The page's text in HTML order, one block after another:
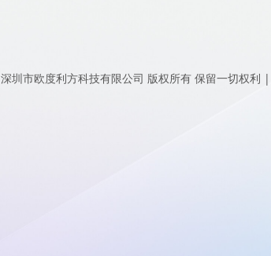
深圳市欧度利方科技有限公司 版权所有 保留一切权利 |